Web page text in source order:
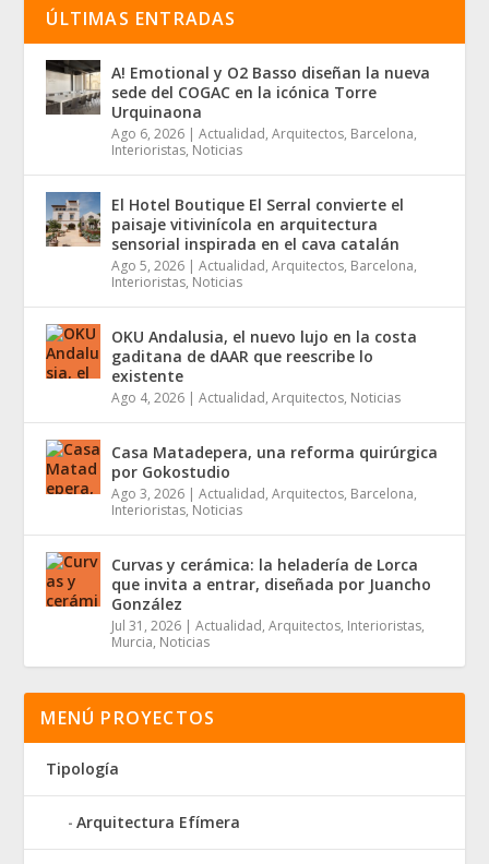
ÚLTIMAS ENTRADAS
A! Emotional y O2 Basso diseñan la nueva
sede del COGAC en la icónica Torre
Urquinaona
Ago 6, 2026 |Actualidad,Arquitectos, Barcelona,
Interioristas, Noticias
El Hotel Boutique El Serral convierte el
paisaje vitivinícola en arquitectura
sensorial inspirada en el cava catalán
Ago 5, 2026 |Actualidad,Arquitectos, Barcelona,
Interioristas, Noticias
OKU Andalusia, el nuevo lujo en la costa
gaditana de dAAR que reescribe lo
existente
Ago 4, 2026 |Actualidad,Arquitectos, Noticias
Casa Matadepera, una reforma quirúrgica
por Gokostudio
Ago 3, 2026 |Actualidad,Arquitectos, Barcelona,
Interioristas, Noticias
Curvas y cerámica: la heladería de Lorca
que invita a entrar, diseñada por Juancho
González
Jul 31, 2026 |Actualidad,Arquitectos, Interioristas,
Murcia, Noticias
MENÚ PROYECTOS
Tipología
Arquitectura Efímera